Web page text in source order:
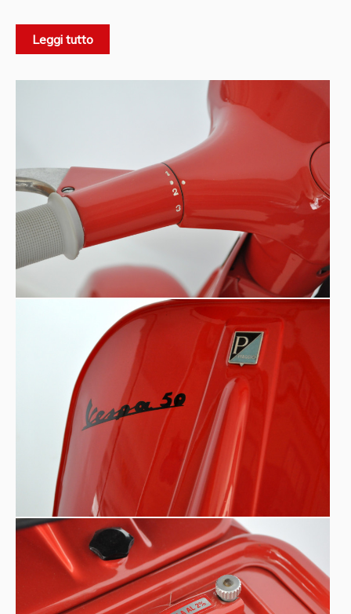
The first series was known as
engine side: the frame will later be modified and the
window will get bigger to ease the maintanence.
Leggi tutto